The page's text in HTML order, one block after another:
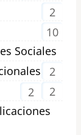
2
10
Sociales
2
2
2